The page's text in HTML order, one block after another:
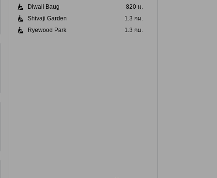
Diwali Baug
820 ม.
Shivaji Garden
1.3 กม.
Ryewood Park
1.3 กม.